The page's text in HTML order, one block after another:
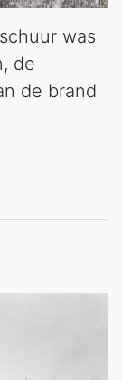
was
de
de brand